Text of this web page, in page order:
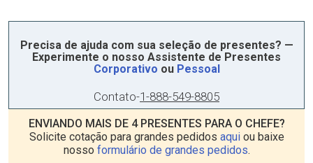
Precisa de ajuda com sua seleção de presentes? —
Experimente o nosso Assistente de Presentes
Corporativo ou Pessoal
Contato-1-888-549-8805
ENVIANDO MAIS DE 4 PRESENTES PARA O CHEFE?
Solicite cotação para grandes pedidos aquiou baixe
nosso formulário de grandes pedidos.